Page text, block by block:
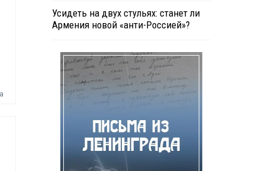
Усидеть на двух стульях: станет ли
Армения новой «анти-Россией»?